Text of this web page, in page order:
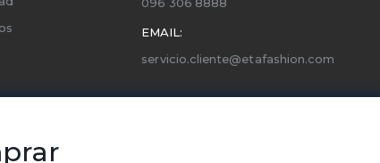
EMAIL:
servicio.cliente@etafashion.com